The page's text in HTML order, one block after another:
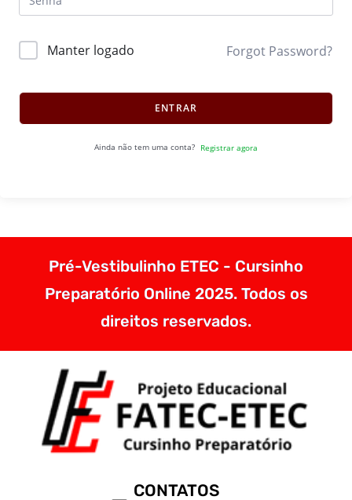
Manter logado Forgot Password?
ENTRAR
Ainda não tem uma conta? Registrar agora
Pré-Vestibulinho ETEC - Cursinho
Preparatório Online 2025. Todos os
direitos reservados.
CONTATOS